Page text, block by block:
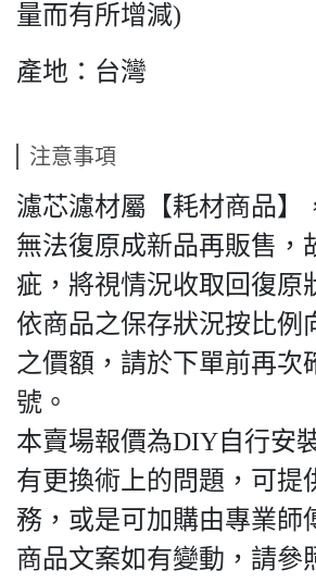
量而有所增減)
產地：台灣
注意事項
濾芯濾材屬【耗材商品】
無法復原成新品再販售，
疵，將視情況收取回復原
依商品之保存狀況按比例
之價額，請於下單前再次
號。
本賣場報價為DIY自行安
有更換術上的問題，可提
務，或是可加購由專業師
商品文案如有變動，請參